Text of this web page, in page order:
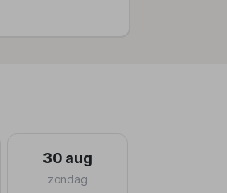
30 aug
zondag